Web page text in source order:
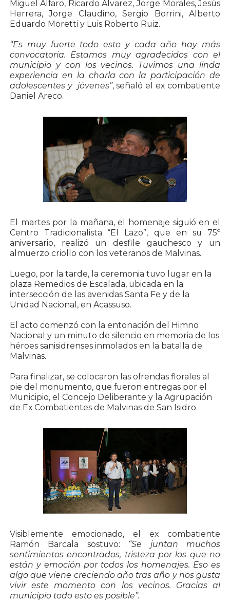
Miguel Alfaro, Ricardo Alvarez, Jorge Morales, Jesús
Herrera, Jorge Claudino, Sergio Borrini, Alberto
Eduardo Moretti y Luis Roberto Ruiz.
“Es muy fuerte todo esto y cada año hay más
convocatoria. Estamos muy agradecidos con el
municipio y con los vecinos. Tuvimos una linda
experiencia en la charla con la participación de
adolescentes y jóvenes”, señaló el ex combatiente
Daniel Areco.
El martes por la mañana, el homenaje siguió en el
Centro Tradicionalista “El Lazo”, que en su 75º
aniversario, realizó un desfile gauchesco y un
almuerzo criollo con los veteranos de Malvinas.
Luego, por la tarde, la ceremonia tuvo lugar en la
plaza Remedios de Escalada, ubicada en la
intersección de las avenidas Santa Fe y de la
Unidad Nacional, en Acassuso.
El acto comenzó con la entonación del Himno
Nacional y un minuto de silencio en memoria de los
héroes sanisidrenses inmolados en la batalla de
Malvinas.
Para finalizar, se colocaron las ofrendas florales al
pie del monumento, que fueron entregas por el
Municipio, el Concejo Deliberante y la Agrupación
de Ex Combatientes de Malvinas de San Isidro.
Visiblemente emocionado, el ex combatiente
Ramón Barcala sostuvo: “Se juntan muchos
sentimientos encontrados, tristeza por los que no
están y emoción por todos los homenajes. Eso es
algo que viene creciendo año tras año y nos gusta
vivir este momento con los vecinos. Gracias al
municipio todo esto es posible”.